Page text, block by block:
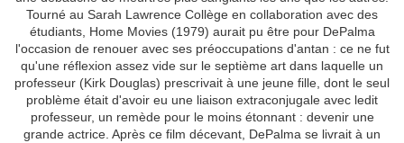
Tourné au Sarah Lawrence Collège en collaboration avec des
étudiants, Home Movies (1979) aurait pu être pour DePalma
l'occasion de renouer avec ses préoccupations d'antan : ce ne fut
qu'une réflexion assez vide sur le septième art dans laquelle un
professeur (Kirk Douglas) prescrivait à une jeune fille, dont le seul
problème était d'avoir eu une liaison extraconjugale avec ledit
professeur, un remède pour le moins étonnant : devenir une
grande actrice. Après ce film décevant, DePalma se livrait à un